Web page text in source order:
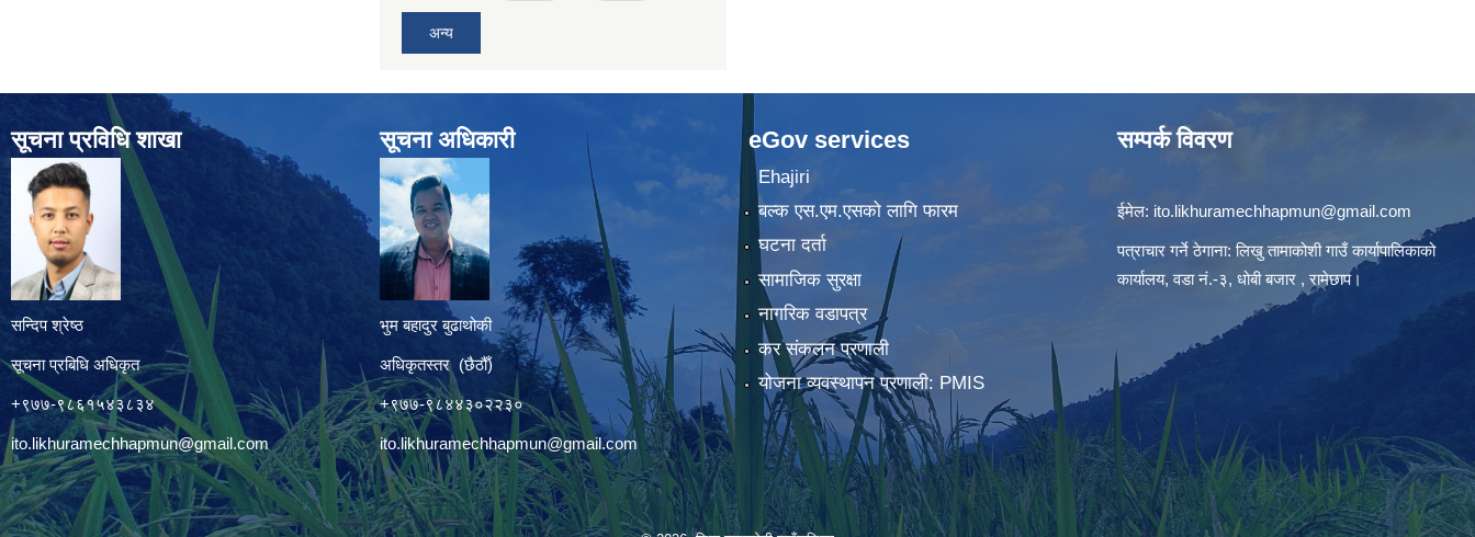
अन्य
सूचना प्रविधि शाखा
सन्दिप श्रेष्ठ
सूचना प्रबिधि अधिकृत
+९७७-९८६१५४३८३४
ito.likhuramechhapmun@gmail.com
सूचना अधिकारी
भुम बहादुर बुढाथोकी
अधिकृतस्तर (छैठौँ)
+९७७-९८४४३०२२३०
ito.likhuramechhapmun@gmail.com
eGov services
Ehajiri
बल्क एस.एम.एसको लागि फारम
घटना दर्ता
सामाजिक सुरक्षा
नागरिक वडापत्र
कर संकलन प्रणाली
योजना व्यवस्थापन प्रणाली: PMIS
सम्पर्क विवरण
ईमेल: ito.likhuramechhapmun@gmail.com
पत्राचार गर्ने ठेगाना: लिखु तामाकोशी गाउँ कार्यापालिकाको
कार्यालय, वडा नं.-३, धोबी बजार , रामेछाप।